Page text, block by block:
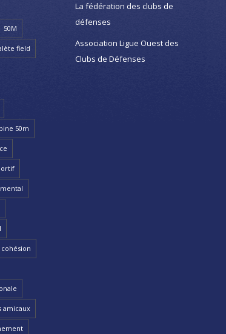
50M
field
50m
cohésion
amicaux
La fédération des clubs de
défenses
Association Ligue Ouest des
Clubs de Défenses